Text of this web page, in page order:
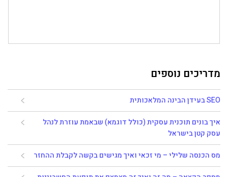
מדריכים נוספים
SEO בעידן הבינה המלאכותית
איך בונים תוכנית עסקית (כולל דוגמא) שבאמת עוזרת לנהל
עסק קטן בישראל
מס הכנסה שלילי – מי זכאי ואיך מגישים בקשה לקבלת ההחזר